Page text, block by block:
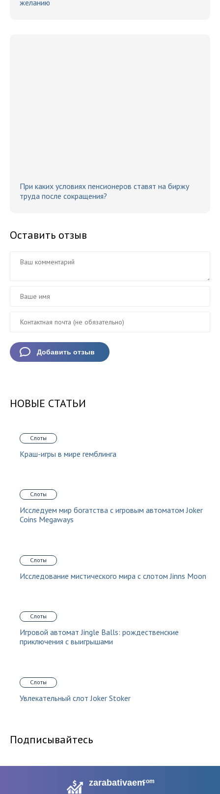
желанию
При каких условиях пенсионеров ставят на биржу
труда после сокращения?
Оставить отзыв
НОВЫЕ СТАТЬИ
Слоты
Краш-игры в мире гемблинга
Слоты
Исследуем мир богатства с игровым автоматом Joker
Coins Megaways
Слоты
Исследование мистического мира с слотом Jinns Moon
Слоты
Игровой автомат Jingle Balls: рождественские
приключения с выигрышами
Слоты
Увлекательный слот Joker Stoker
Подписывайтесь
zarabativaemcom